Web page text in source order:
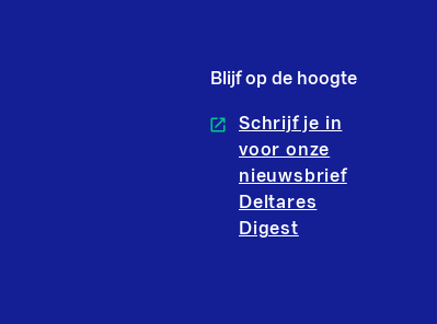
Blijf op de hoogte
Schrijf je in
voor onze
nieuwsbrief
Deltares
Digest